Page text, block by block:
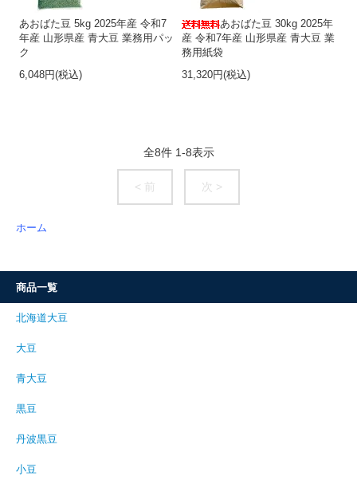
あおばた豆 5kg 2025年産 令和7
年産 山形県産 青大豆 業務用パッ
ク
6,048円(税込)
あおばた豆 30kg 2025年
産 令和7年産 山形県産 青大豆 業
務用紙袋
31,320円(税込)
全8件 1-8表示
< 前 次 >
ホーム
商品一覧
北海道大豆
大豆
青大豆
黒豆
丹波黒豆
小豆